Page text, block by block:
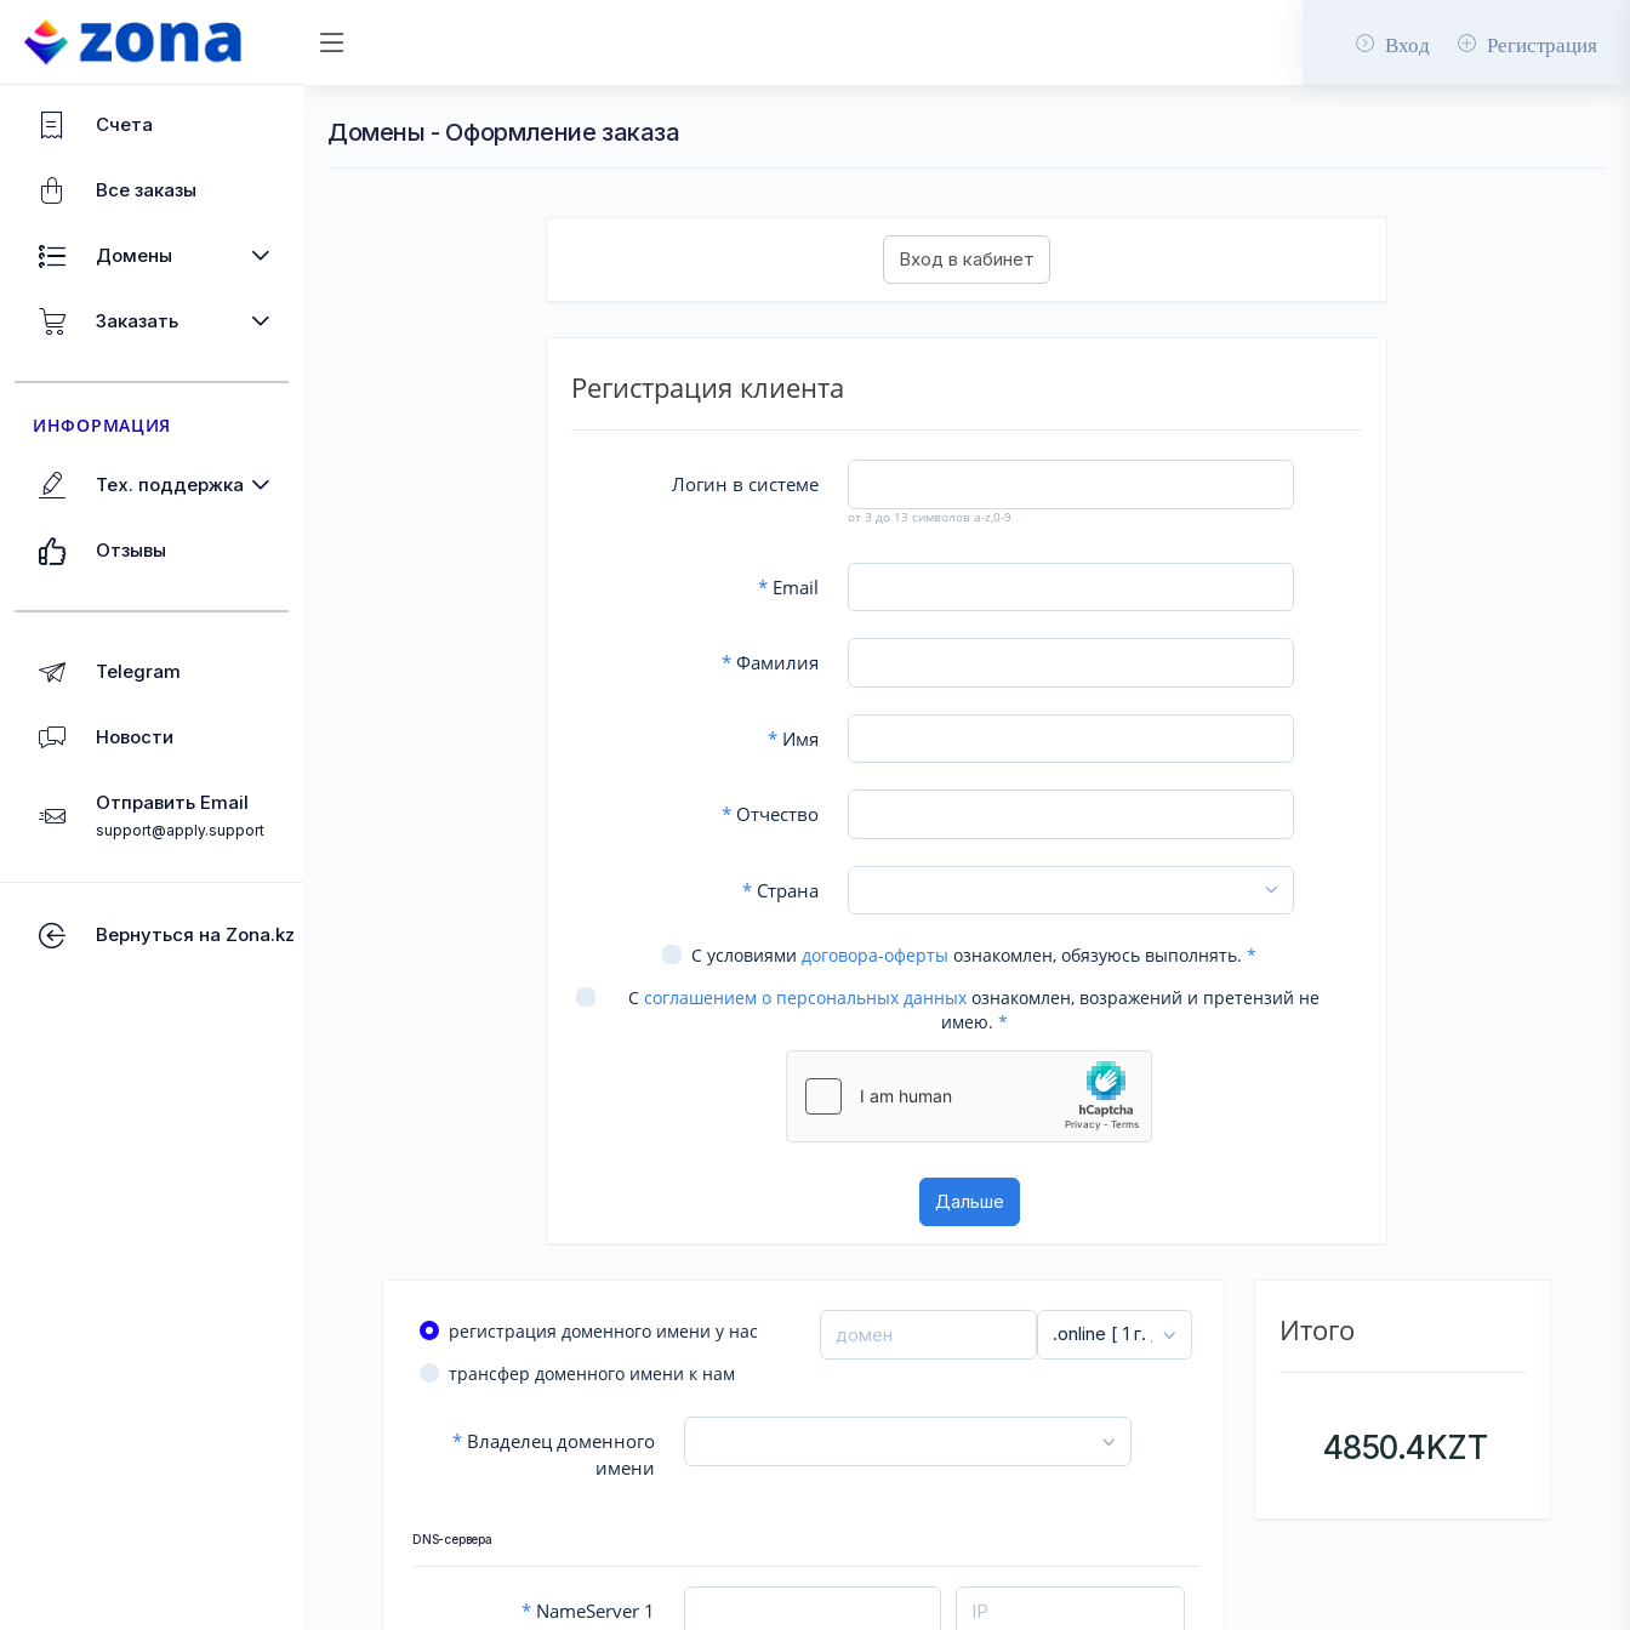
Вход Регистрация
Счета
Все заказы
Домены
Заказать
ИНФОРМАЦИЯ
Тех. поддержка
Отзывы
Telegram
Новости
Отправить Email
support@apply.support
Вернуться на Zona.kz
Домены - Оформление заказа
Регистрация клиента
Логин в системе
от 3 до 13 символов a-z,0-9
*Email
*Фамилия
*Имя
*Отчество
*Страна
С условиями договора-оферты ознакомлен, обязуюсь выполнять. *
С соглашением о персональных данных ознакомлен, возражений и претензий не
имею. *
регистрация доменного имени у нас
трансфер доменного имени к нам
* Владелец доменного
имени
DNS-сервера
* NameServer 1
Итого
4850.4KZT